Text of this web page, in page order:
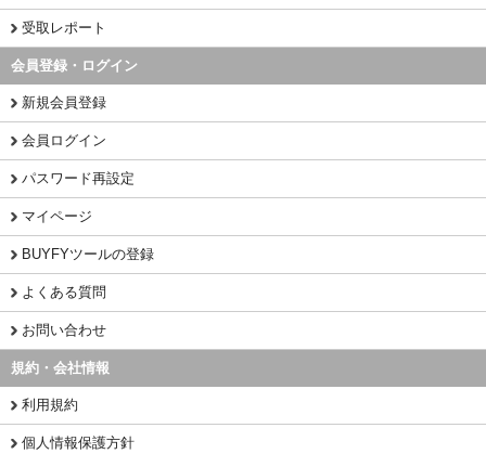
受取レポート
会員登録・ログイン
新規会員登録
会員ログイン
パスワード再設定
マイページ
BUYFYツールの登録
よくある質問
お問い合わせ
規約・会社情報
利用規約
個人情報保護方針